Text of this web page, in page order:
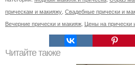
прическам и макияжу Свадебные прически и
Вечерние прически и макияж Цены на прически
Читайте также